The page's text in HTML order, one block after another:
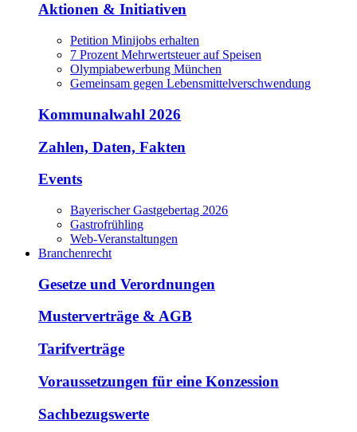
Aktionen & Initiativen
Petition Minijobs erhalten
7 Prozent Mehrwertsteuer auf Speisen
Olympiabewerbung München
Gemeinsam gegen Lebensmittelverschwendung
Kommunalwahl 2026
Zahlen, Daten, Fakten
Events
Bayerischer Gastgebertag 2026
Gastrofrühling
Web-Veranstaltungen
Branchenrecht
Gesetze und Verordnungen
Musterverträge & AGB
Tarifverträge
Voraussetzungen für eine Konzession
Sachbezugswerte